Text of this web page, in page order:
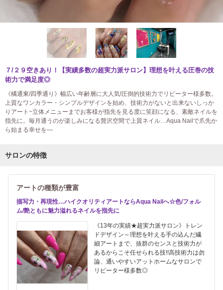
７/２９空きあり！【実績多数の超実力派サロン】理想を叶える圧巻の技
術力で満足度◎
《橘通東/四季通り》幅広い年齢層に大人気!圧倒的技術力でリピーター様多数。
上質なワンカラー・シンプルデザインを始め、技術力がないと出来ないしっか
りアート~立体メニューまでお客様が指先を見る度に笑顔になる、素敵ネイルを
指先に。毎月通うのが楽しみになる贅沢空間で上質ネイル…Aqua Nailで爪先か
ら始まる幸せを―
サロンの特徴
アートの種類が豊富
描写力・再現性…ハイクオリティアートならAqua Nailへ☆色/フォル
ム/艶ともに魅力溢れるネイルを指先に
《13年の実績★超実力派サロン》トレン
ドデザイン～理想を叶える手の込んだ繊
細アートまで、抜群のセンスと技術力が
あるからこそ任せられる技!!高技術力は勿
論、通いやすいアットホームなサロンで
リピーター様多数◎